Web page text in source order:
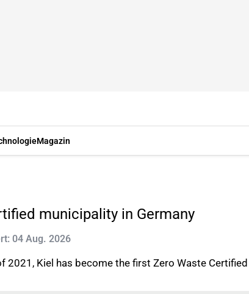
Magazin
municipality in Germany
04 Aug. 2026
Kiel has become the first Zero Waste